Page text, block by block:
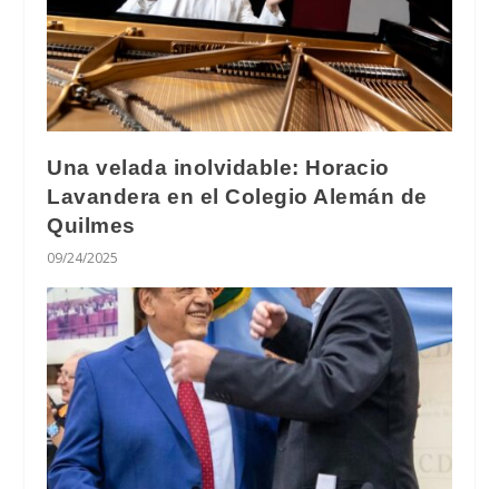
Una velada inolvidable: Horacio
Lavandera en el Colegio Alemán de
Quilmes
09/24/2025